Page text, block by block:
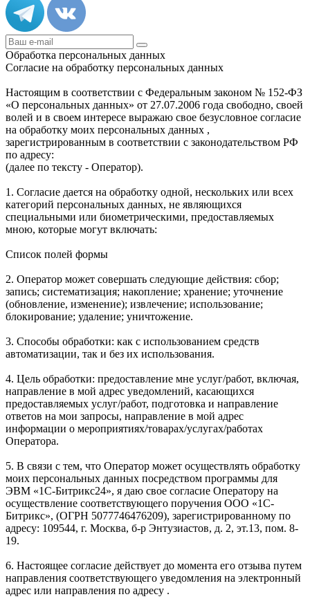
Обработка персональных данных
Согласие на обработку персональных данных
Настоящим в соответствии с Федеральным законом № 152-ФЗ
«О персональных данных» от 27.07.2006 года свободно, своей
волей и в своем интересе выражаю свое безусловное согласие
на обработку моих персональных данных ,
зарегистрированным в соответствии с законодательством РФ
по адресу:
(далее по тексту - Оператор).
1. Согласие дается на обработку одной, нескольких или всех
категорий персональных данных, не являющихся
специальными или биометрическими, предоставляемых
мною, которые могут включать:
Список полей формы
2. Оператор может совершать следующие действия: сбор;
запись; систематизация; накопление; хранение; уточнение
(обновление, изменение); извлечение; использование;
блокирование; удаление; уничтожение.
3. Способы обработки: как с использованием средств
автоматизации, так и без их использования.
4. Цель обработки: предоставление мне услуг/работ, включая,
направление в мой адрес уведомлений, касающихся
предоставляемых услуг/работ, подготовка и направление
ответов на мои запросы, направление в мой адрес
информации о мероприятиях/товарах/услугах/работах
Оператора.
5. В связи с тем, что Оператор может осуществлять обработку
моих персональных данных посредством программы для
ЭВМ «1С-Битрикс24», я даю свое согласие Оператору на
осуществление соответствующего поручения ООО «1С-
Битрикс», (ОГРН 5077746476209), зарегистрированному по
адресу: 109544, г. Москва, б-р Энтузиастов, д. 2, эт.13, пом. 8-
19.
6. Настоящее согласие действует до момента его отзыва путем
направления соответствующего уведомления на электронный
адрес или направления по адресу .